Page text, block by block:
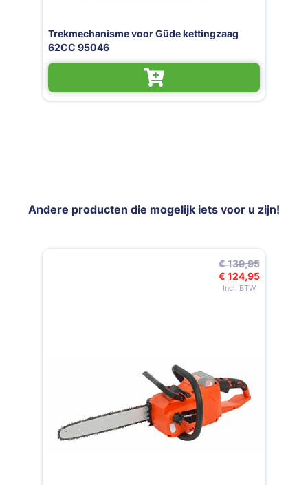
Liter
Andere producten die mogelijk iets voor u zijn!
Navigeren door de elementen van de carrousel is mogelijk met
Druk om carrousel over te slaan
€ 139,95
Speciale prijs
€ 124,95